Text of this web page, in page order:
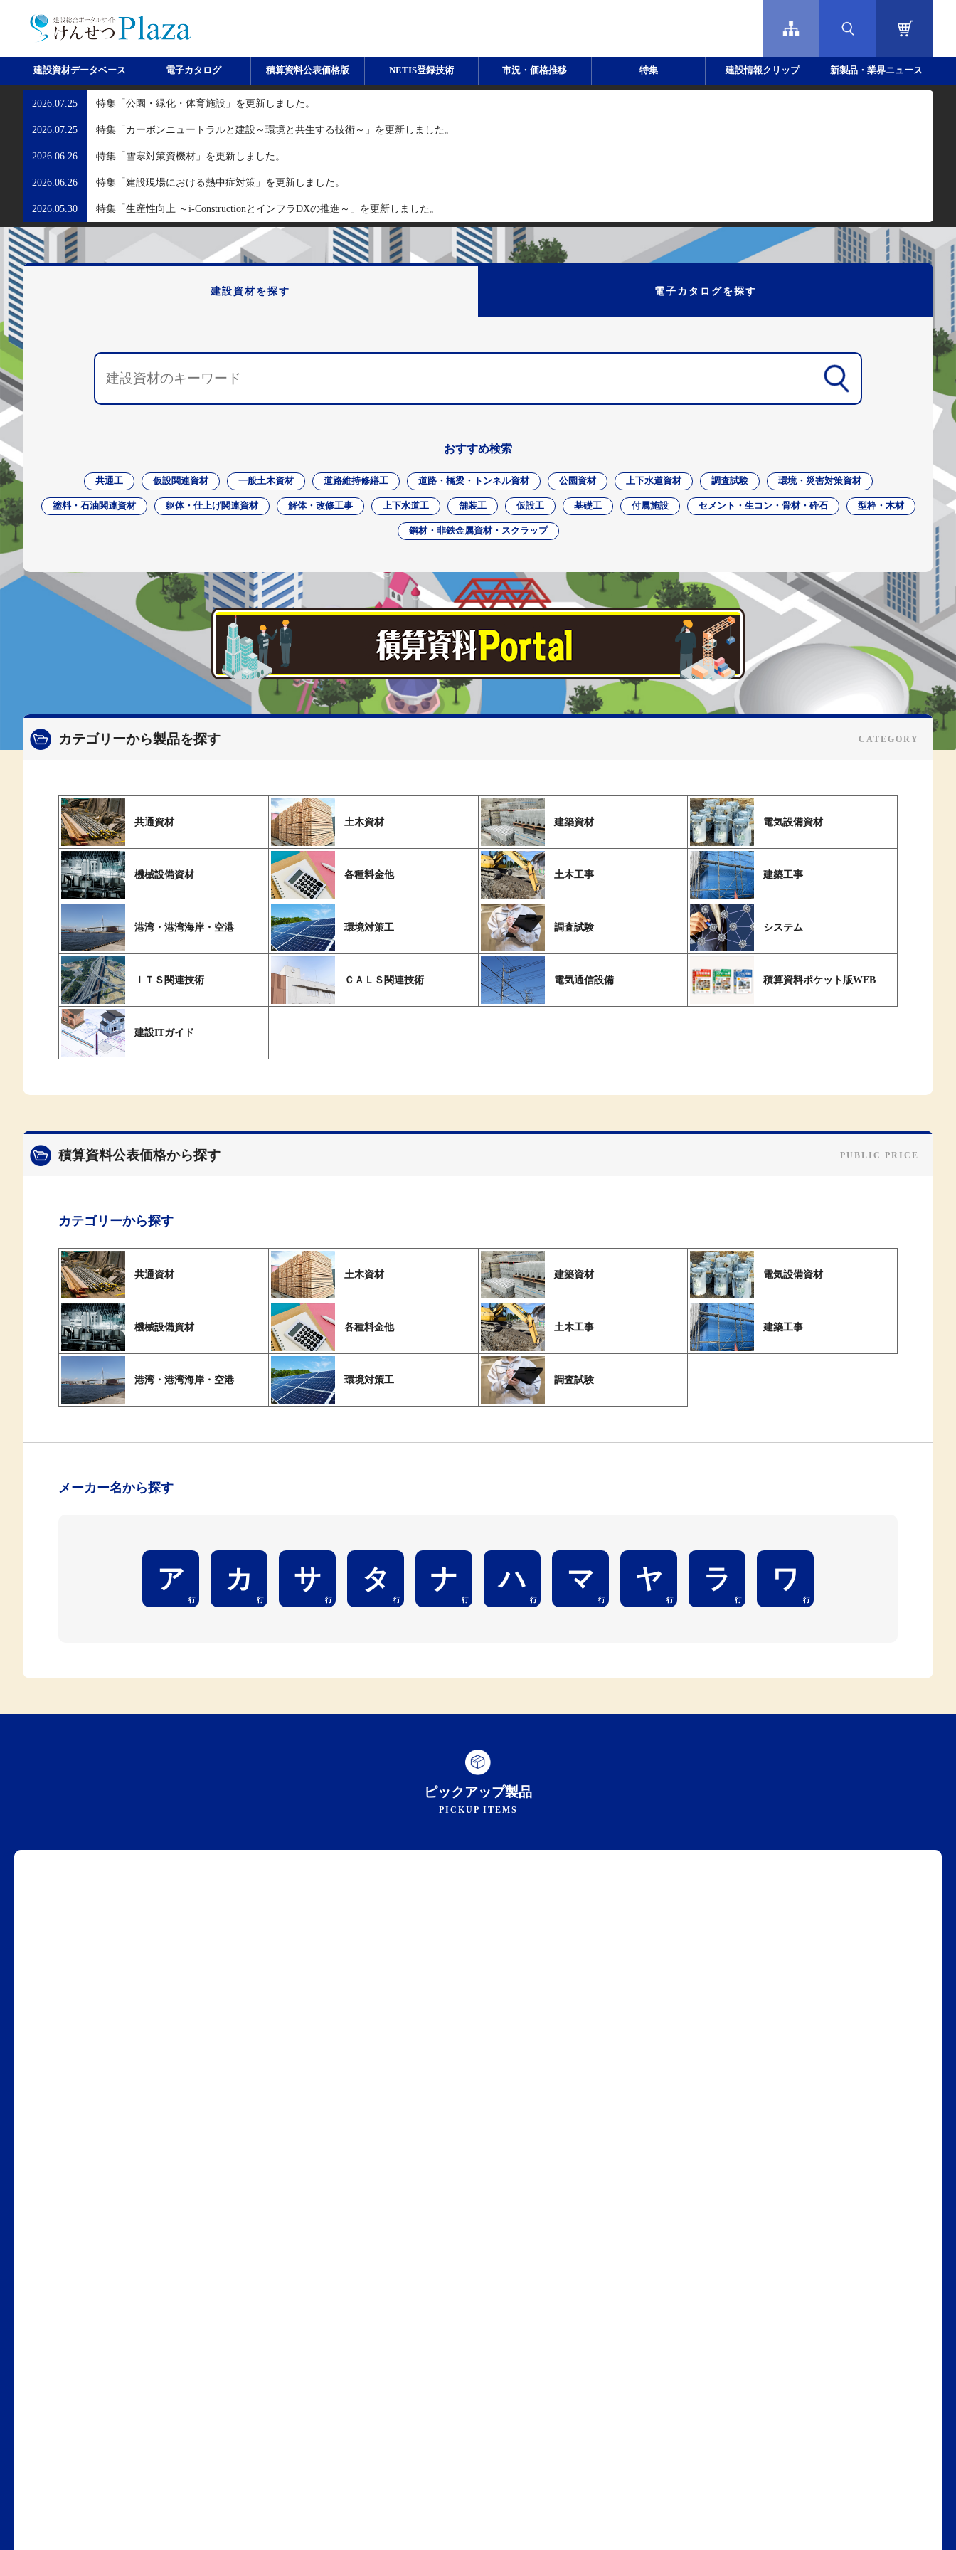
建設資材データベース 電子カタログ 積算資料公表価格版 NETIS登録技術 市況・価格推移 特集 建設情報クリップ 新製品・業界ニュース
2026.07.25 特集「公園・緑化・体育施設」を更新しました。
2026.07.25 特集「カーボンニュートラルと建設～環境と共生する技術～」を更新しました。
2026.06.26 特集「雪寒対策資機材」を更新しました。
2026.06.26 特集「建設現場における熱中症対策」を更新しました。
2026.05.30 特集「生産性向上 ～i-ConstructionとインフラDXの推進～」を更新しました。
建設資材を探す 電子カタログを探す
おすすめ検索
共通工 仮設関連資材 一般土木資材 道路維持修繕工 道路・橋梁・トンネル資材 公園資材 上下水道資材 調査試験 環境・災害対策資材
塗料・石油関連資材 躯体・仕上げ関連資材 解体・改修工事 上下水道工 舗装工 仮設工 基礎工 付属施設 セメント・生コン・骨材・砕石 型枠・木材
鋼材・非鉄金属資材・スクラップ
カテゴリーから製品を探す
共通資材 土木資材 建築資材 電気設備資材
機械設備資材 各種料金他 土木工事 建築工事
港湾・港湾海岸・空港 環境対策工 調査試験 システム
ＩＴＳ関連技術 ＣＡＬＳ関連技術 電気通信設備 積算資料ポケット版WEB
建設ITガイド
積算資料公表価格から探す
カテゴリーから探す
共通資材 土木資材 建築資材 電気設備資材
機械設備資材 各種料金他 土木工事 建築工事
港湾・港湾海岸・空港 環境対策工 調査試験
メーカー名から探す
ア カ サ タ ナ ハ マ ヤ ラ ワ
ピックアップ製品